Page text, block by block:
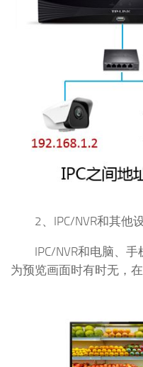
2、IPC/NVR和其他
IPC/NVR和电脑、手
为预览画面时有时无，